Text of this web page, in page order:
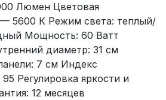
Люмен Цветовая
— 5600 К Режим света: теплый/
Мощность: 60 Ватт
диаметр: 31 см
7 см Индекс
Регулировка яркости и
12 месяцев